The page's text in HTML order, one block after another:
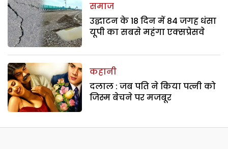
समाज
उद्घाटन के 18 दिन में 84 जगह धंसा
यूपी का सबसे महंगा एक्सप्रेसवे
कहानी
दलाल : जब पति ने किया पत्नी को
जिस्म बेचने पर मजबूर